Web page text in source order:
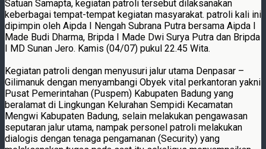
Satuan Samapta, kegiatan patroli tersebut dilaksanakan
keberbagai tempat-tempat kegiatan masyarakat. patroli kali ini
dipimpin oleh Aipda I Nengah Subrana Putra bersama Aipda I
Made Budi Dharma, Bripda I Made Dwi Surya Putra dan Bripda
I MD Sunan Jero. Kamis (04/07) pukul 22.45 Wita.
Kegiatan patroli dengan menyusuri jalur utama Denpasar –
Gilimanuk dengan menyambangi Obyek vital perkantoran yakni
Pusat Pemerintahan (Puspem) Kabupaten Badung yang
beralamat di Lingkungan Kelurahan Sempidi Kecamatan
Mengwi Kabupaten Badung, selain melakukan pengawasan
seputaran jalur utama, nampak personel patroli melakukan
dialogis dengan tenaga pengamanan (Security) yang